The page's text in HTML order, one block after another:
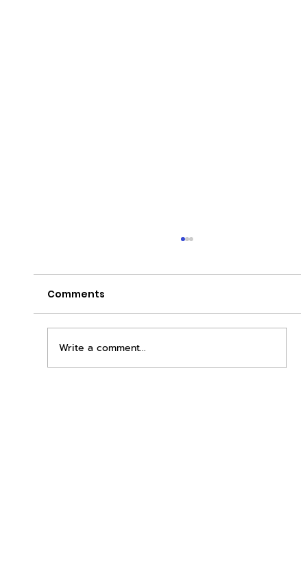
Comments
Write a comment...